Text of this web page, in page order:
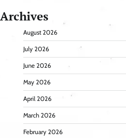
Archives
August 2026
July 2026
June 2026
May 2026
April 2026
March 2026
February 2026